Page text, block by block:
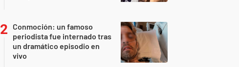
Conmoción: un famoso
periodista fue internado tras
un dramático episodio en
vivo